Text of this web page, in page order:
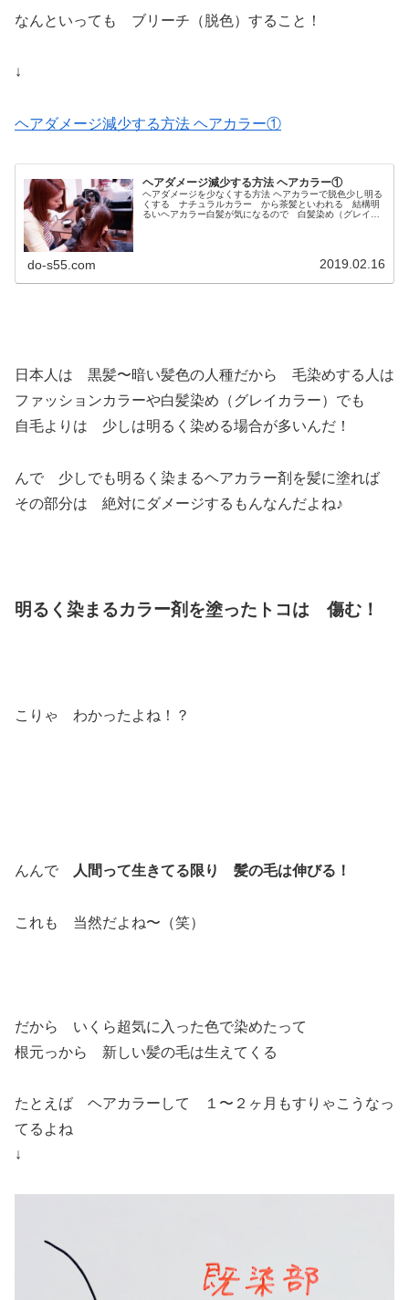
なんといっても ブリーチ（脱色）すること！
↓
ヘアダメージ減少する方法 ヘアカラー①
ヘアダメージ減少する方法 ヘアカラー①
ヘアダメージを少なくする方法 ヘアカラーで脱色少し明る
くする ナチュラルカラー から茶髪といわれる 結構明
るいヘアカラー白髪が気になるので 白髪染め（グレイカ
do-s55.com 2019.02.16
日本人は 黒髪〜暗い髪色の人種だから 毛染めする人は
ファッションカラーや白髪染め（グレイカラー）でも
自毛よりは 少しは明るく染める場合が多いんだ！
んで 少しでも明るく染まるヘアカラー剤を髪に塗れば
その部分は 絶対にダメージするもんなんだよね♪
明るく染まるカラー剤を塗ったトコは 傷む！
こりゃ わかったよね！？
んんで 人間って生きてる限り 髪の毛は伸びる！
これも 当然だよね〜（笑）
だから いくら超気に入った色で染めたって
根元っから 新しい髪の毛は生えてくる
たとえば ヘアカラーして １〜２ヶ月もすりゃこうなっ
てるよね
↓